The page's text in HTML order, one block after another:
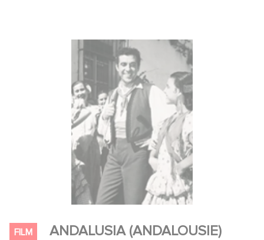
FILM ANDALUSIA (ANDALOUSIE)